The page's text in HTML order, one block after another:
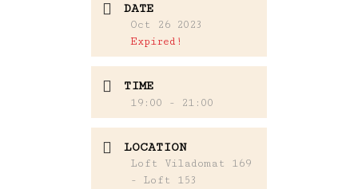
DATE
Oct 26 2023
Expired!
TIME
19:00 - 21:00
LOCATION
Loft Viladomat 169
- Loft 153